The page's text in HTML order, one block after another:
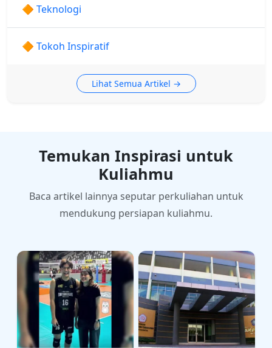
🔶 Teknologi
🔶 Tokoh Inspiratif
Lihat Semua Artikel →
Temukan Inspirasi untuk
Kuliahmu
Baca artikel lainnya seputar perkuliahan untuk
mendukung persiapan kuliahmu.